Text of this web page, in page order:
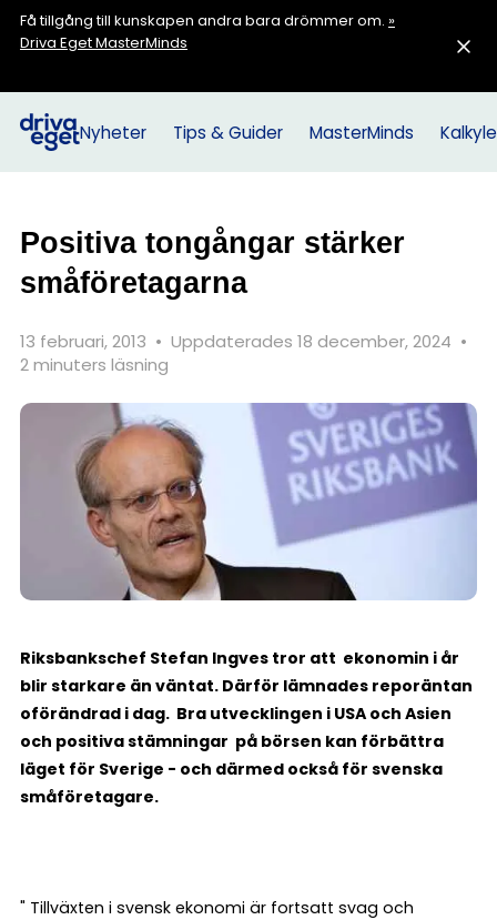
Få tillgång till kunskapen andra bara drömmer om. »
Driva Eget MasterMinds
Nyheter Tips & Guider MasterMinds
Positiva tongångar stärker
småföretagarna
13 februari, 2013 • Uppdaterades 18 december, 2024 •
2 minuters läsning
Riksbankschef Stefan Ingves tror att ekonomin i år
blir starkare än väntat. Därför lämnades reporäntan
oförändrad i dag. Bra utvecklingen i USA och Asien
och positiva stämningar på börsen kan förbättra
läget för Sverige - och därmed också för svenska
småföretagare.
" Tillväxten i svensk ekonomi är fortsatt svag och